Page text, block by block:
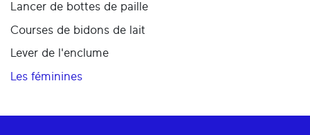
Lancer de bottes de paille
Courses de bidons de lait
Lever de l'enclume
Les féminines